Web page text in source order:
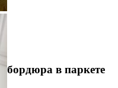
бордюра в паркете